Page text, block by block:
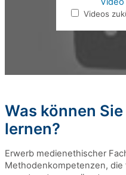
Videos
Was können
lernen?
Erwerb medienethischer
Methodenkompetenzen, die